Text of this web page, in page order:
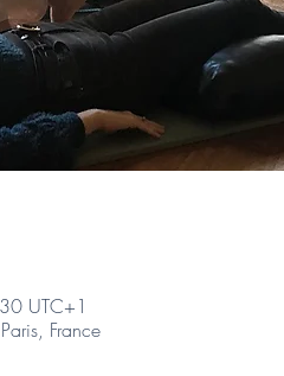
UTC+1
France